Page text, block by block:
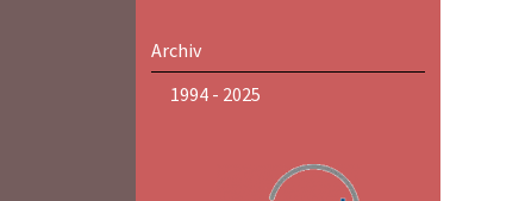
Archiv
1994 - 2025